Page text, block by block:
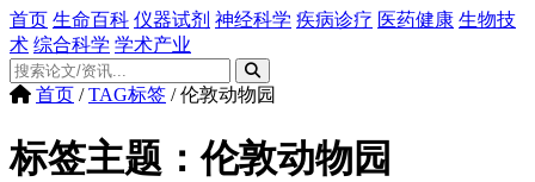
首页 生命百科 仪器试剂 神经科学 疾病诊疗 医药健康 生物技
术 综合科学 学术产业
首页 / TAG标签 / 伦敦动物园
标签主题：伦敦动物园